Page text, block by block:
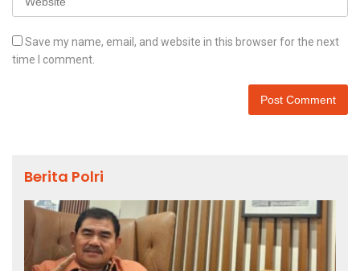
Save my name, email, and website in this browser for the next
time I comment.
Berita Polri